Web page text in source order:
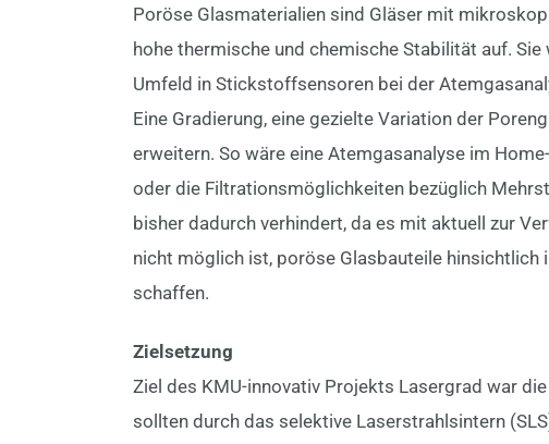
Poröse Glasmaterialien sind Gläser mit
hohe thermische und chemische Stabilität auf.
Umfeld in Stickstoffsensoren bei der
Eine Gradierung, eine gezielte Variation der
erweitern. So wäre eine Atemgasanalyse im
oder die Filtrationsmöglichkeiten bezüglich
bisher dadurch verhindert, da es mit aktuell zur
nicht möglich ist, poröse Glasbauteile hinsichtlich
schaffen.
Zielsetzung
Ziel des KMU-innovativ Projekts Lasergrad war
sollten durch das selektive Laserstrahlsintern